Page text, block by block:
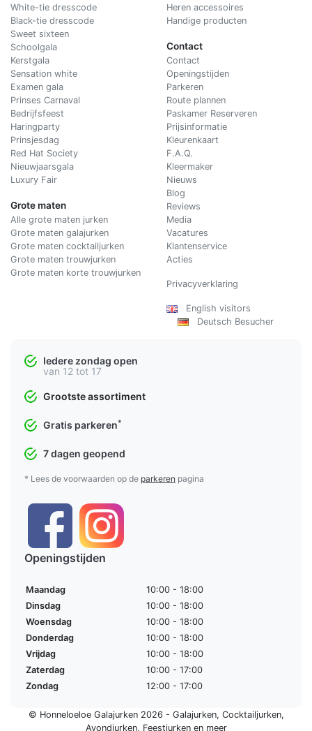
White-tie dresscode
Black-tie dresscode
Sweet sixteen
Schoolgala
Kerstgala
Sensation white
Examen gala
Prinses Carnaval
Bedrijfsfeest
Haringparty
Prinsjesdag
Red Hat Society
Nieuwjaarsgala
Luxury Fair
Grote maten
Alle grote maten jurken
Grote maten galajurken
Grote maten cocktailjurken
Grote maten trouwjurken
Grote maten korte trouwjurken
Heren accessoires
Handige producten
Contact
Contact
Openingstijden
Parkeren
Route plannen
Paskamer Reserveren
Prijsinformatie
Kleurenkaart
F.A.Q.
Kleermaker
Nieuws
Blog
Reviews
Media
Vacatures
Klantenservice
Acties
Privacyverklaring
English visitors
Deutsch Besucher
Iedere zondag open
van 12 tot 17
Grootste assortiment
Gratis parkeren*
7 dagen geopend
* Lees de voorwaarden op de parkeren pagina
Openingstijden
Maandag
10:00 - 18:00
Dinsdag
10:00 - 18:00
Woensdag
10:00 - 18:00
Donderdag
10:00 - 18:00
Vrijdag
10:00 - 18:00
Zaterdag
10:00 - 17:00
Zondag
12:00 - 17:00
© Honneloeloe Galajurken 2026 - Galajurken, Cocktailjurken,
Avondjurken, Feestjurkenen meer